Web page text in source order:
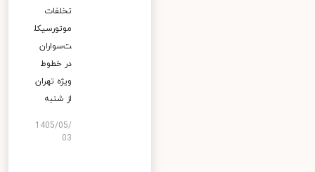
تخلفات
موتورسیکل
ت‌سواران
در خطوط
ویژه تهران
از شنبه
1405/05/
03